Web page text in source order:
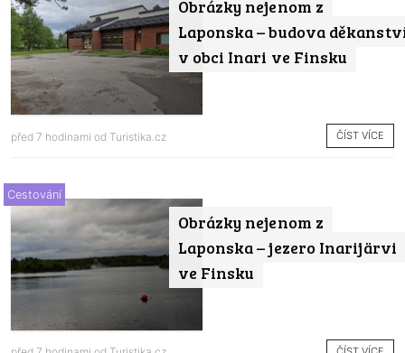
Obrázky nejenom z
Laponska – budova
v obci Inari ve Finsku
před 7 hodinami od Turistika.cz ČÍST VÍCE
Obrázky nejenom z
Laponska – jezero Inarijärvi
ve Finsku
Cestování